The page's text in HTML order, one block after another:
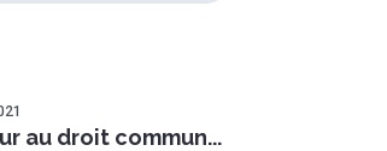
au droit commun...